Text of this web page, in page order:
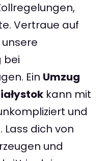
Vertraue auf
bei
Ein Umzug
kann mit
und
dich von
und